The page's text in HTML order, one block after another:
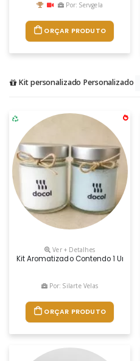
Por: Servgela
ORÇAR PRODUTO
Kit personalizado Personalizado
Ver + Detalhes
Kit Aromatizado Contendo 1 Uma
Por: Silarte Velas
ORÇAR PRODUTO